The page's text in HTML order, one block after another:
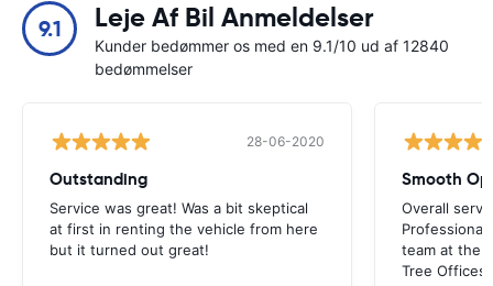
9.1 Leje Af Bil Anmeldelser
Kunder bedømmer os med en 9.1/10 ud af 12840
bedømmelser
28-06-2020
Outstanding
Service was great! Was a bit skeptical
at first in renting the vehicle from here
but it turned out great!
Smooth
Overall
team at the
Tree